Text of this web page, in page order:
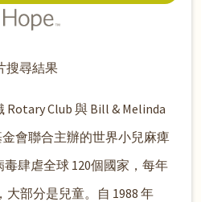
BLOG
INTERVIEWS
CALENDAR
THINGS TO DO
FAMILY WELLNESS
EDUCATION
OUR STORY
CONTACT US
PARTNERS
SHOP NOW
Club 與 Bill & Melinda
會聯合主辦的世界小兒麻痺
肆虐全球 120個國家，每年
大部分是兒童。自 1988 年